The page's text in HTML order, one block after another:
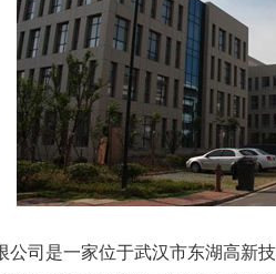
公司 是一家位于武汉市东湖高新